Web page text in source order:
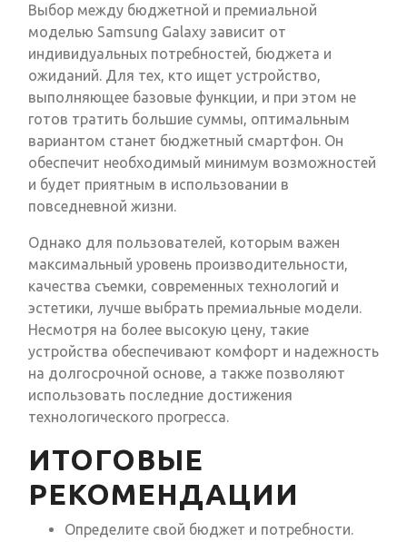
Выбор между бюджетной и премиальной
моделью Samsung Galaxy зависит от
индивидуальных потребностей, бюджета и
ожиданий. Для тех, кто ищет устройство,
выполняющее базовые функции, и при этом не
готов тратить большие суммы, оптимальным
вариантом станет бюджетный смартфон. Он
обеспечит необходимый минимум возможностей
и будет приятным в использовании в
повседневной жизни.
Однако для пользователей, которым важен
максимальный уровень производительности,
качества съемки, современных технологий и
эстетики, лучше выбрать премиальные модели.
Несмотря на более высокую цену, такие
устройства обеспечивают комфорт и надежность
на долгосрочной основе, а также позволяют
использовать последние достижения
технологического прогресса.
ИТОГОВЫЕ
РЕКОМЕНДАЦИИ
Определите свой бюджет и потребности.